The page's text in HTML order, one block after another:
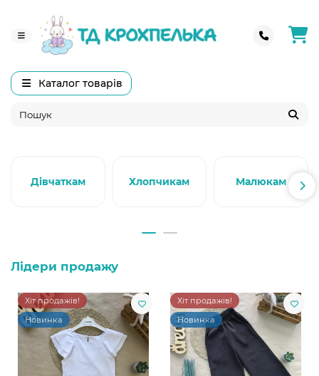
Каталог товарів
Дівчаткам Хлопчикам Малюкам
Лідери продажу
Хіт продажів!
Новинка
Хіт продажів!
Новинка